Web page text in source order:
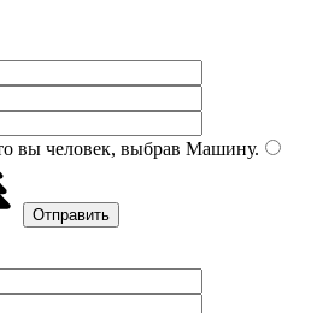
вы человек, выбрав Машину.